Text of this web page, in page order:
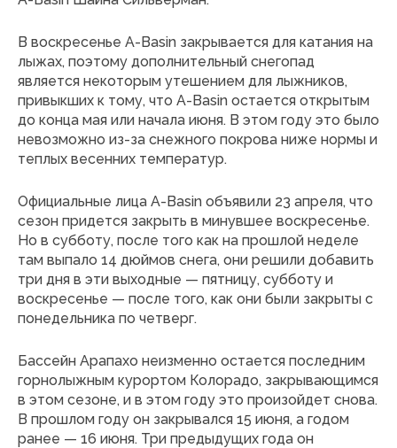
В воскресенье A-Basin закрывается для катания на
лыжах, поэтому дополнительный снегопад
является некоторым утешением для лыжников,
привыкших к тому, что A-Basin остается открытым
до конца мая или начала июня. В этом году это было
невозможно из-за снежного покрова ниже нормы и
теплых весенних температур.
Официальные лица A-Basin объявили 23 апреля, что
сезон придется закрыть в минувшее воскресенье.
Но в субботу, после того как на прошлой неделе
там выпало 14 дюймов снега, они решили добавить
три дня в эти выходные — пятницу, субботу и
воскресенье — после того, как они были закрыты с
понедельника по четверг.
Бассейн Арапахо неизменно остается последним
горнолыжным курортом Колорадо, закрывающимся
в этом сезоне, и в этом году это произойдет снова.
В прошлом году он закрывался 15 июня, а годом
ранее — 16 июня. Три предыдущих года он